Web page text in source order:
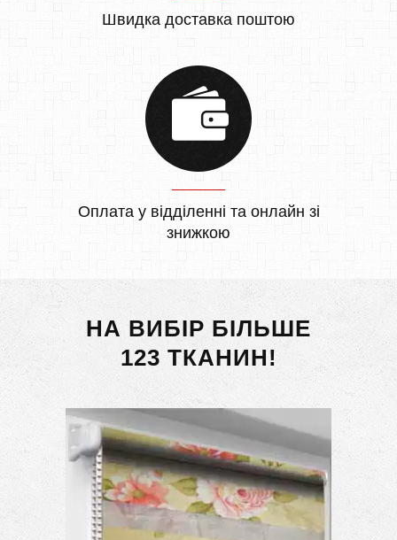
Швидка доставка поштою
Оплата у відділенні та онлайн зі
знижкою
НА ВИБІР БІЛЬШЕ
123 ТКАНИН!